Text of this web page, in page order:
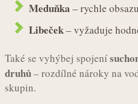
Meduňka – rychle
Libeček– vyžaduje
Také se vyhýbej spojení
druhů– rozdílné nároky na
skupin.